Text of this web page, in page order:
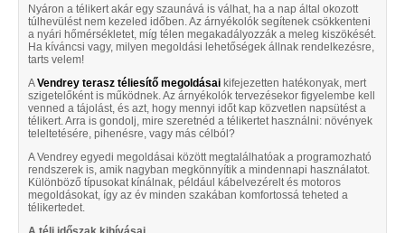
Nyáron a télikert akár egy szaunává is válhat, ha a nap által okozott
túlhevülést nem kezeled időben. Az árnyékolók segítenek csökkenteni
a nyári hőmérsékletet, míg télen megakadályozzák a meleg kiszökését.
Ha kíváncsi vagy, milyen megoldási lehetőségek állnak rendelkezésre,
tarts velem!
A Vendrey terasz téliesítő megoldásai kifejezetten hatékonyak, mert
szigetelőként is működnek. Az árnyékolók tervezésekor figyelembe kell
venned a tájolást, és azt, hogy mennyi időt kap közvetlen napsütést a
télikert. Arra is gondolj, mire szeretnéd a télikertet használni: növények
teleltetésére, pihenésre, vagy más célból?
A Vendrey egyedi megoldásai között megtalálhatóak a programozható
rendszerek is, amik nagyban megkönnyítik a mindennapi használatot.
Különböző típusokat kínálnak, például kábelvezérelt és motoros
megoldásokat, így az év minden szakában komfortossá teheted a
télikertedet.